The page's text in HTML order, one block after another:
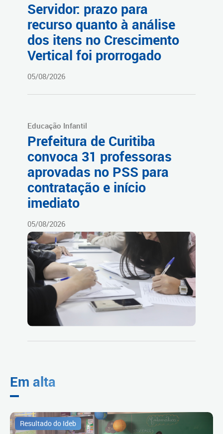
Servidor: prazo para
recurso quanto à análise
dos itens no Crescimento
Vertical foi prorrogado
05/08/2026
Educação Infantil
Prefeitura de Curitiba
convoca 31 professoras
aprovadas no PSS para
contratação e início
imediato
05/08/2026
Em alta
Resultado do Ideb